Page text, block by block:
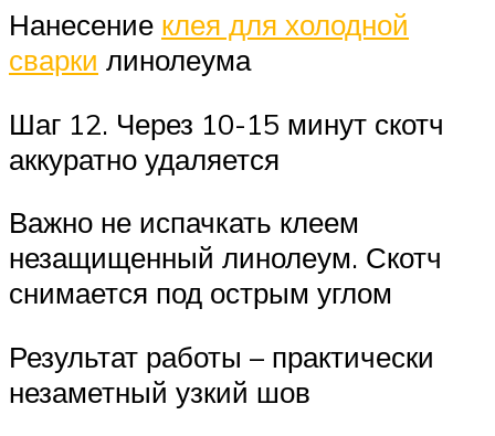
Нанесение клея для холодной
сварки линолеума
Шаг 12. Через 10-15 минут скотч
аккуратно удаляется
Важно не испачкать клеем
незащищенный линолеум. Скотч
снимается под острым углом
Результат работы – практически
незаметный узкий шов